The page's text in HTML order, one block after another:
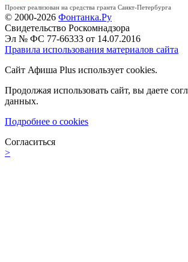
Проект реализован на средства гранта Санкт-Петербурга
© 2000-2026 Фонтанка.Ру
Свидетельство Роскомнадзора
Эл № ФС 77-66333 от 14.07.2016
Правила использования материалов сайта
Сайт Афиша Plus использует cookies.
Продолжая использовать сайт, вы даете
данных.
Подробнее о cookies
Согласиться
>